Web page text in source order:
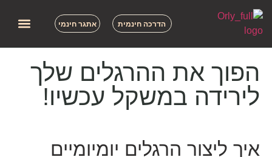
הדרכה חינמית אתגר חינמי
הפוך את ההרגלים שלך
לירידה במשקל עכשיו!
איך ליצור הרגלים יומיומיים